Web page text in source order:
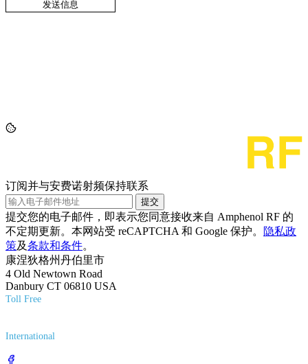
订阅并与安费诺射频保持联系
提交
提交您的电子邮件，即表示您同意接收来自 Amphenol RF 的
不定期更新。本网站受 reCAPTCHA 和 Google 保护。
隐私政
策及条款和条件。
康涅狄格州丹伯里市
4 Old Newtown Road
Danbury CT 06810 USA
Toll Free
International